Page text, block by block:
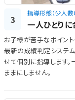
3
指導形態（少人数
一人ひとり
お子様が苦手なポイン
最新の成績判定システ
せて個別に指導します。
ままにしません。